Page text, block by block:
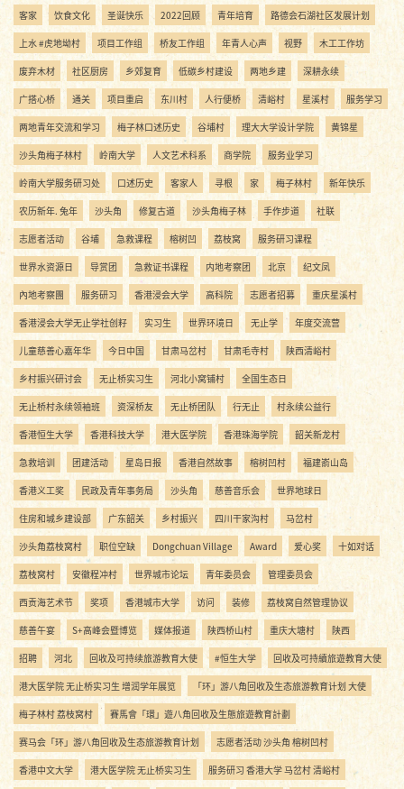
客家 饮食文化 圣诞快乐 2022回顾 青年培育 路德会石湖社区发展计划
上水 #虎地坳村 项目工作组 桥友工作组 年青人心声 视野 木工工作坊
废弃木材 社区厨房 乡郊复育 低碳乡村建设 两地乡建 深耕永续
广搭心桥 通关 项目重启 东川村 人行便桥 清峪村 星溪村 服务学习
两地青年交流和学习 梅子林口述历史 谷埔村 理大大学设计学院 黄锦星
沙头角梅子林村 岭南大学 人文艺术科系 商学院 服务业学习
岭南大学服务研习处 口述历史 客家人 寻根 家 梅子林村 新年快乐
农历新年. 兔年 沙头角 修复古道 沙头角梅子林 手作步道 社联
志愿者活动 谷埔 急救课程 榕树凹 荔枝窝 服务研习课程
世界水资源日 导赏团 急救证书课程 内地考察团 北京 纪文凤
內地考察團 服务研习 香港浸会大学 高科院 志愿者招募 重庆星溪村
香港浸会大学无止学社创籽 实习生 世界环境日 无止学 年度交流营
儿童慈善心嘉年华 今日中国 甘肃马岔村 甘肃毛寺村 陕西清峪村
乡村振兴研讨会 无止桥实习生 河北小窝铺村 全国生态日
无止桥村永续领袖班 资深桥友 无止桥团队 行无止 村永续公益行
香港恒生大学 香港科技大学 港大医学院 香港珠海学院 韶关新龙村
急救培训 团建活动 星岛日报 香港自然故事 榕树凹村 福建嵛山岛
香港义工奖 民政及青年事务局 沙头角 慈善音乐会 世界地球日
住房和城乡建设部 广东韶关 乡村振兴 四川干家沟村 马岔村
沙头角荔枝窝村 职位空缺 Dongchuan Village Award 爱心奖 十如对话
荔枝窝村 安徽程冲村 世界城市论坛 青年委员会 管理委员会
西贡海艺术节 奖项 香港城市大学 访问 装修 荔枝窝自然管理协议
慈善午宴 S+高峰会暨博览 媒体报道 陕西桥山村 重庆大塘村 陕西
招聘 河北 回收及可持续旅游教育大使 #恒生大学 回收及可持續旅遊教育大使
港大医学院 无止桥实习生 增润学年展览 「环」游八角回收及生态旅游教育计划 大使
梅子林村 荔枝窝村 賽馬會「環」遊八角回收及生態旅遊教育計劃
赛马会「环」游八角回收及生态旅游教育计划 志愿者活动 沙头角 榕树凹村
香港中文大学 港大医学院 无止桥实习生 服务研习 香港大学 马岔村 清峪村